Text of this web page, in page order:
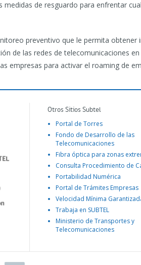
medidas de resguardo para enfrentar
preventivo que le permita
de las redes de telecomunicaciones
empresas para activar el roaming de
Otros Sitios Subtel
Portal de Torres
Fondo de Desarrollo de las
Telecomunicaciones
Fibra óptica para zonas
Consulta Procedimiento de
Portabilidad Numérica
Portal de Trámites Empresas
Velocidad Mínima
Trabaja en SUBTEL
Ministerio de Transportes y
Telecomunicaciones